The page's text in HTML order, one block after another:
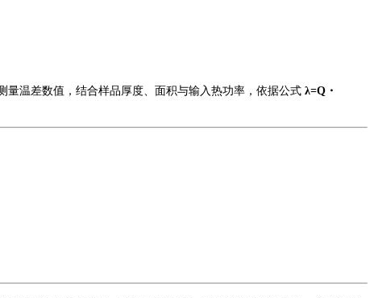
量温差数值，结合样品厚度、面积与输入热功率，依据公式 λ=Q・